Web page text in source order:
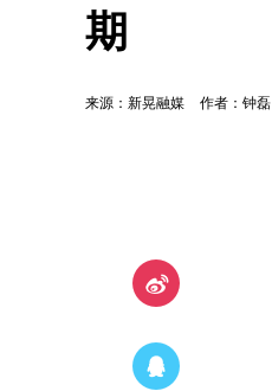
期
来源：新晃融媒 作者：钟磊